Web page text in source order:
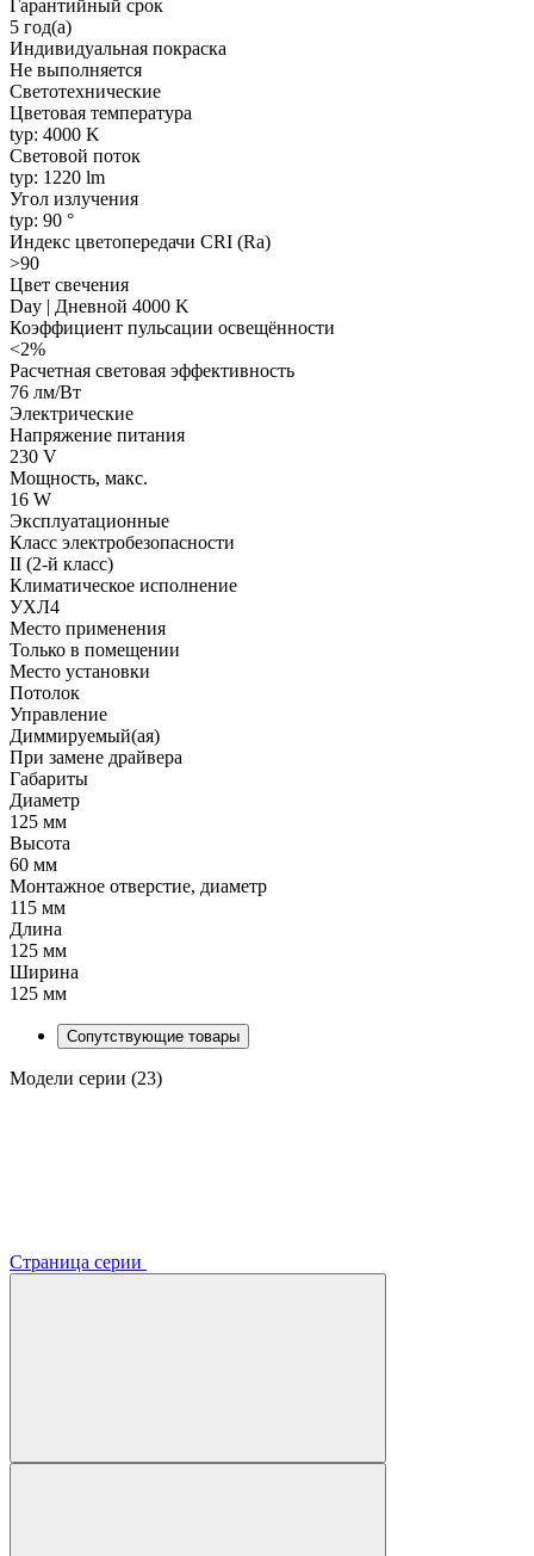
Гарантийный срок
5 год(а)
Индивидуальная покраска
Не выполняется
Светотехнические
Цветовая температура
typ: 4000 K
Световой поток
typ: 1220 lm
Угол излучения
typ: 90 °
Индекс цветопередачи CRI (Ra)
>90
Цвет свечения
Day | Дневной 4000 K
Коэффициент пульсации освещённости
<2%
Расчетная световая эффективность
76 лм/Вт
Электрические
Напряжение питания
230 V
Мощность, макс.
16 W
Эксплуатационные
Класс электробезопасности
II (2-й класс)
Климатическое исполнение
УХЛ4
Место применения
Только в помещении
Место установки
Потолок
Управление
Диммируемый(ая)
При замене драйвера
Габариты
Диаметр
125 мм
Высота
60 мм
Монтажное отверстие, диаметр
115 мм
Длина
125 мм
Ширина
125 мм
Сопутствующие товары
Модели серии (23)
Страница серии